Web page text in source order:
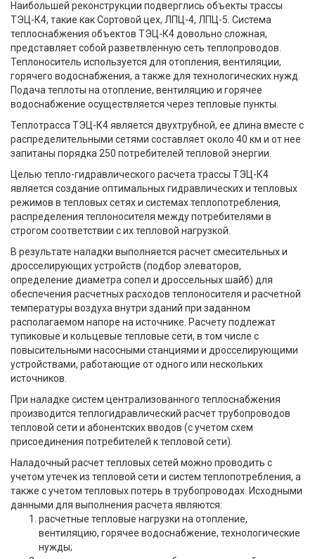
Наибольшей реконструкции подверглись объекты трассы
ТЭЦ-К4, такие как Сортовой цех, ЛПЦ-4, ЛПЦ-5. Система
теплоснабжения объектов ТЭЦ-К4 довольно сложная,
представляет собой разветвлённую сеть теплопроводов.
Теплоноситель используется для отопления, вентиляции,
горячего водоснабжения, а также для технологических нужд.
Подача теплоты на отопление, вентиляцию и горячее
водоснабжение осуществляется через тепловые пункты.
Теплотрасса ТЭЦ-К4 является двухтрубной, ее длина вместе с
распределительными сетями составляет около 40 км и от нее
запитаны порядка 250 потребителей тепловой энергии.
Целью тепло-гидравлического расчета трассы ТЭЦ-К4
является создание оптимальных гидравлических и тепловых
режимов в тепловых сетях и системах теплопотребления,
распределения теплоносителя между потребителями в
строгом соответствии с их тепловой нагрузкой.
В результате наладки выполняется расчет смесительных и
дросселирующих устройств (подбор элеваторов,
определение диаметра сопел и дроссельных шайб) для
обеспечения расчетных расходов теплоносителя и расчетной
температуры воздуха внутри зданий при заданном
располагаемом напоре на источнике. Расчету подлежат
тупиковые и кольцевые тепловые сети, в том числе с
повысительными насосными станциями и дросселирующими
устройствами, работающие от одного или нескольких
источников.
При наладке систем централизованного теплоснабжения
производится теплогидравлический расчет трубопроводов
тепловой сети и абонентских вводов (с учетом схем
присоединения потребителей к тепловой сети).
Наладочный расчет тепловых сетей можно проводить с
учетом утечек из тепловой сети и систем теплопотребления, а
также с учетом тепловых потерь в трубопроводах. Исходными
данными для выполнения расчета являются:
расчетные тепловые нагрузки на отопление,
вентиляцию, горячее водоснабжение, технологические
нужды;